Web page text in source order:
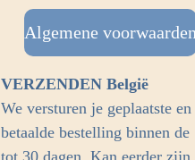
e
b
o
o
t
a
g
r
m
Algemene voorwaarden
VERZENDEN België
We versturen je geplaatste en
betaalde bestelling binnen de
tot 30 dagen. Kan eerder zijn